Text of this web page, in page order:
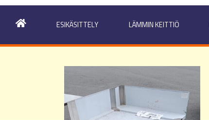
ESIKÄSITTELY LÄMMIN KEITTIÖ